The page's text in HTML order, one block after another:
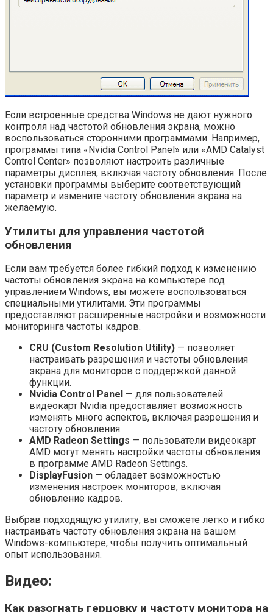
Если встроенные средства Windows не дают нужного
контроля над частотой обновления экрана, можно
воспользоваться сторонними программами. Например,
программы типа «Nvidia Control Panel» или «AMD Catalyst
Control Center» позволяют настроить различные
параметры дисплея, включая частоту обновления. После
установки программы выберите соответствующий
параметр и измените частоту обновления экрана на
желаемую.
Утилиты для управления частотой
обновления
Если вам требуется более гибкий подход к изменению
частоты обновления экрана на компьютере под
управлением Windows, вы можете воспользоваться
специальными утилитами. Эти программы
предоставляют расширенные настройки и возможности
мониторинга частоты кадров.
CRU (Custom Resolution Utility) — позволяет
настраивать разрешения и частоты обновления
экрана для мониторов с поддержкой данной
функции.
Nvidia Control Panel — для пользователей
видеокарт Nvidia предоставляет возможность
изменять много аспектов, включая разрешения и
частоту обновления.
AMD Radeon Settings — пользователи видеокарт
AMD могут менять настройки частоты обновления
в программе AMD Radeon Settings.
DisplayFusion — обладает возможностью
изменения настроек мониторов, включая
обновление кадров.
Выбрав подходящую утилиту, вы сможете легко и гибко
настраивать частоту обновления экрана на вашем
Windows-компьютере, чтобы получить оптимальный
опыт использования.
Видео:
Как разогнать герцовку и частоту монитора на